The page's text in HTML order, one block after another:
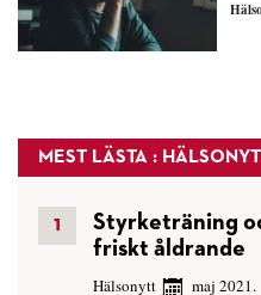
MEST LÄSTA :
Styrketräning
friskt åldrande
Hälsonytt maj 2021.